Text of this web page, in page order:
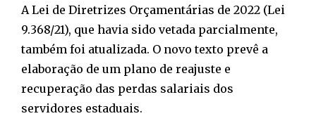
A Lei de Diretrizes Orçamentárias de 2022 (Lei
9.368/21), que havia sido vetada parcialmente,
também foi atualizada. O novo texto prevê a
elaboração de um plano de reajuste e
recuperação das perdas salariais dos
servidores estaduais.